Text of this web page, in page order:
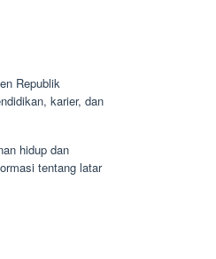
Republik
karier, dan
hidup dan
tentang latar